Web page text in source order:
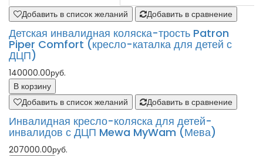
Добавить в список желаний
Добавить в сравнение
Детская инвалидная коляска-трость Patron
Piper Comfort (кресло-каталка для детей с
ДЦП)
140000.00руб.
В корзину
Добавить в список желаний
Добавить в сравнение
Инвалидная кресло-коляска для детей-
инвалидов с ДЦП Mewa MyWam (Мева)
207000.00руб.